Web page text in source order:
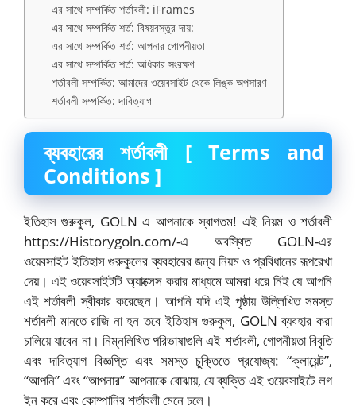
এর সাথে সম্পর্কিত শর্তাবলী: iFrames
এর সাথে সম্পর্কিত শর্ত: বিষয়বস্তুর দায়:
এর সাথে সম্পর্কিত শর্ত: আপনার গোপনীয়তা
এর সাথে সম্পর্কিত শর্ত: অধিকার সংরক্ষণ
শর্তাবলী সম্পর্কিত: আমাদের ওয়েবসাইট থেকে লিঙ্ক অপসারণ
শর্তাবলী সম্পর্কিত: দাবিত্যাগ
ব্যবহারের শর্তাবলী [ Terms and
Conditions ]
ইতিহাস গুরুকুল, GOLN এ আপনাকে স্বাগতম! এই নিয়ম ও শর্তাবলী
https://Historygoln.com/-এ অবস্থিত GOLN-এর
ওয়েবসাইট ইতিহাস গুরুকুলের ব্যবহারের জন্য নিয়ম ও প্রবিধানের রূপরেখা
দেয়। এই ওয়েবসাইটটি অ্যাক্সেস করার মাধ্যমে আমরা ধরে নিই যে আপনি
এই শর্তাবলী স্বীকার করেছেন। আপনি যদি এই পৃষ্ঠায় উল্লিখিত সমস্ত
শর্তাবলী মানতে রাজি না হন তবে ইতিহাস গুরুকুল, GOLN ব্যবহার করা
চালিয়ে যাবেন না। নিম্নলিখিত পরিভাষাগুলি এই শর্তাবলী, গোপনীয়তা বিবৃতি
এবং দাবিত্যাগ বিজ্ঞপ্তি এবং সমস্ত চুক্তিতে প্রযোজ্য: “ক্লায়েন্ট”,
“আপনি” এবং “আপনার” আপনাকে বোঝায়, যে ব্যক্তি এই ওয়েবসাইটে লগ
ইন করে এবং কোম্পানির শর্তাবলী মেনে চলে।